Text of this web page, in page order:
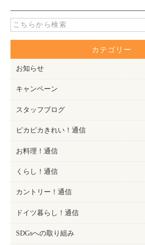
カテゴリー
お知らせ
キャンペーン
スタッフブログ
ピカピカきれい！通信
お料理！通信
くらし！通信
カントリー！通信
ドイツ暮らし！通信
SDGsへの取り組み